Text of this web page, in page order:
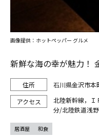
新鮮な海の幸が魅力！
石川県金沢市本
北陸新幹線，Ｉ
分/北陸鉄道浅
画像提供：ホットペッパー グルメ
居酒屋 和食